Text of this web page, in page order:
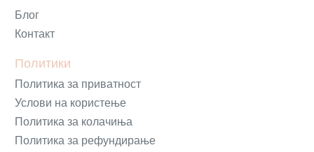
Блог
Контакт
Политики
Политика за приватност
Услови на користење
Политика за колачиња
Политика за рефундирање